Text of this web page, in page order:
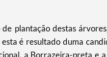
de plantação destas
é resultado duma
a Borrazeira-preta e